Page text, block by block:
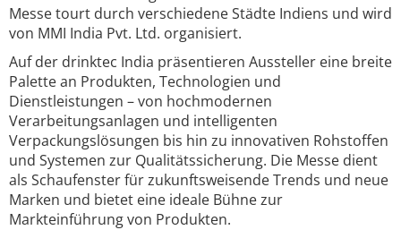
Messe tourt durch verschiedene Städte Indiens und wird
von MMI India Pvt. Ltd. organisiert.
Auf der drinktec India präsentieren Aussteller eine breite
Palette an Produkten, Technologien und
Dienstleistungen – von hochmodernen
Verarbeitungsanlagen und intelligenten
Verpackungslösungen bis hin zu innovativen Rohstoffen
und Systemen zur Qualitätssicherung. Die Messe dient
als Schaufenster für zukunftsweisende Trends und neue
Marken und bietet eine ideale Bühne zur
Markteinführung von Produkten.